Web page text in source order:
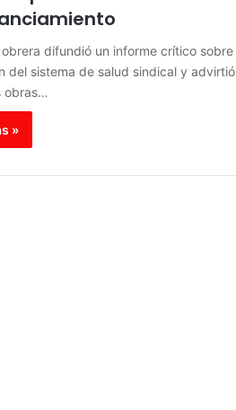
difundió un informe crítico sobre
del sistema de salud sindical y advirtió
obras…
»